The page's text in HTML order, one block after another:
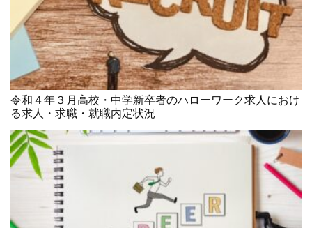
令和４年３月高校・中学新卒者のハローワーク求人におけ
る求人・求職・就職内定状況